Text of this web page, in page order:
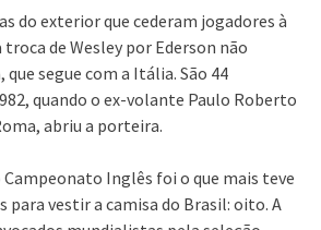
do exterior que cederam jogadores à
de Wesley por Ederson não
segue com a Itália. São 44
quando o ex-volante Paulo Roberto
abriu a porteira.
Campeonato Inglês foi o que mais teve
para vestir a camisa do Brasil: oito. A